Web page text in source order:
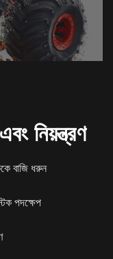
নিয়ন্ত্রণ
বাজি ধরুন
পদক্ষেপ